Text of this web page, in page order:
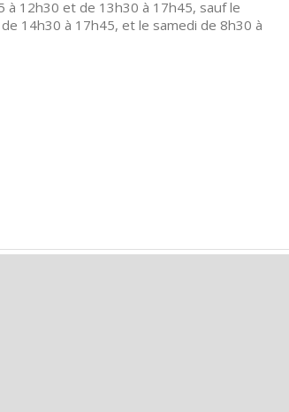
à 12h30 et de 13h30 à 17h45, sauf le
14h30 à 17h45, et le samedi de 8h30 à